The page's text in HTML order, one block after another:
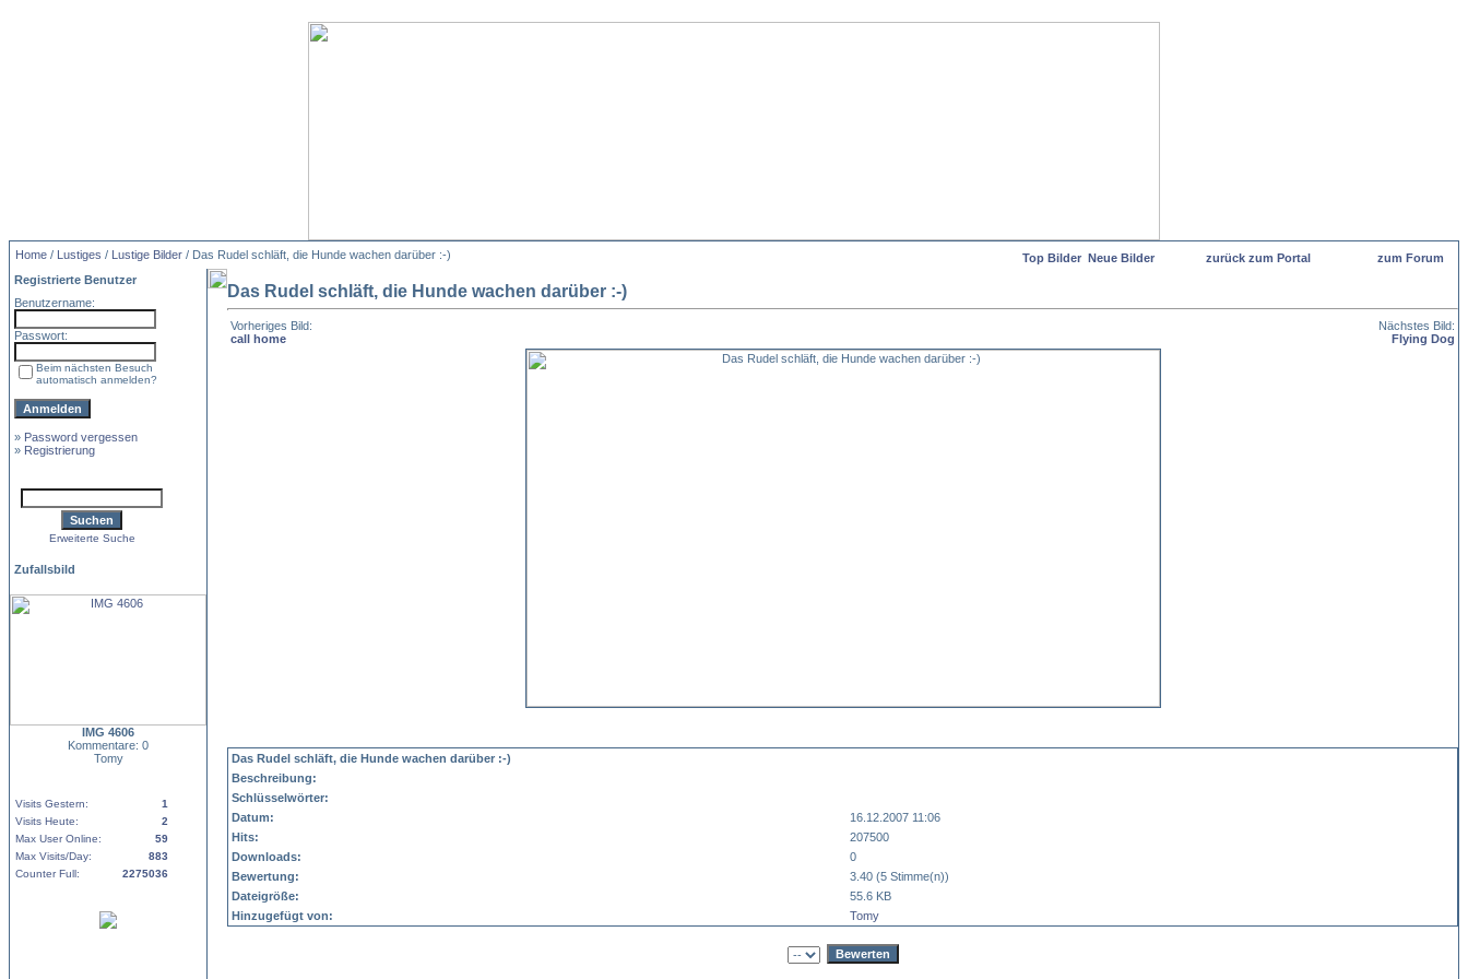
Home / Lustiges / Lustige Bilder / Das Rudel schläft, die Hunde wachen darüber :-) Top Bilder Neue Bilder zurück zum Portal
zum Forum
Registrierte Benutzer
Benutzername:
Passwort:
Beim nächsten Besuch
automatisch anmelden?
» Password vergessen
» Registrierung
Erweiterte Suche
Zufallsbild
IMG 4606
Kommentare: 0
Tomy
Visits Gestern:
1
Visits Heute:
2
Max User Online:
59
Max Visits/Day:
883
Counter Full:
2275036
Das Rudel schläft, die Hunde wachen darüber :-)
Vorheriges Bild:
call home
Nächstes Bild:
Flying Dog
Das Rudel schläft, die Hunde wachen darüber :-)
Beschreibung:
Schlüsselwörter:
Datum:
16.12.2007 11:06
Hits:
207500
Downloads:
0
Bewertung:
3.40 (5 Stimme(n))
Dateigröße:
55.6 KB
Hinzugefügt von:
Tomy